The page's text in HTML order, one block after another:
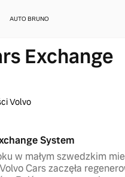
AUTO BRUNO
Exchange
Volvo
System
w małym szwedzkim
Cars zaczęła